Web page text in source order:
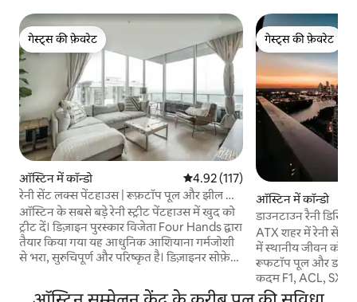
गेस्ट्स की फ़ेवरेट
गेस्ट्स की फ़ेवरेट
ऑस्टिन में कॉन्डो औसत रेटिंग 5 में से 4.92, 117 समीक्षाएँ
4.92 (117)
रेनी सेंट लक्स पेंटहाउस | रूफ़टॉप पूल और झील का
नज़ारा
ऑस्टिन के सबसे बड़े रेनी स्ट्रीट पेंटहाउस में खुद को
ट्रीट दें। डिज़ाइन पुरस्कार विजेता Four Hands द्वारा
तैयार किया गया यह आधुनिक आशियाना गर्मजोशी
से भरा, सुरुचिपूर्ण और परिष्कृत है। डिज़ाइनर सोफ़े
और ऑस्टिन के ई वाइल्डमैन की ओरिजिनल
गेस्ट्स की फ़ेवरेट
गेस्ट्स की फ़ेवरेट
ऑस्टिन में कॉन्डो
डाउनटाउन रैनी
ATX शहर में रेनी सेंट
में स्थानीय जीवन को गले
रूफटॉप पूल और डॉग
कदम F1, ACL,
और संग्रहालयों तक✔